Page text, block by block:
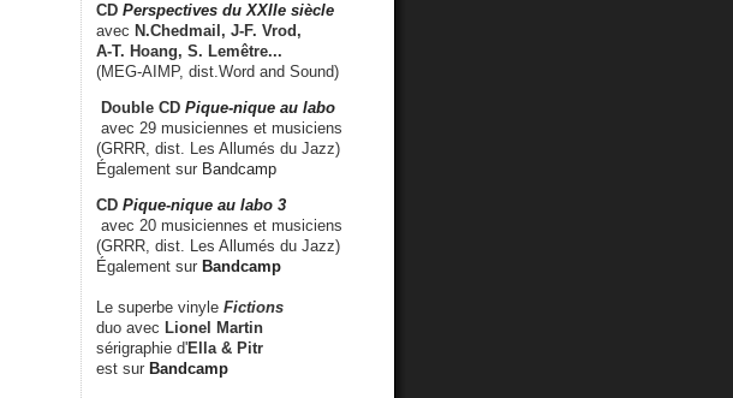
CD Perspectives du XXIIe siècle
avec N.Chedmail, J-F. Vrod,
A-T. Hoang, S. Lemêtre...
(MEG-AIMP, dist.Word and Sound)
Double CD Pique-nique au labo
avec 29 musiciennes et musiciens
(GRRR, dist. Les Allumés du Jazz)
Également sur Bandcamp
CD Pique-nique au labo 3
avec 20 musiciennes et musiciens
(GRRR, dist. Les Allumés du Jazz)
Également sur Bandcamp
Le superbe vinyle Fictions
duo avec Lionel Martin
sérigraphie d'Ella & Pitr
est sur Bandcamp